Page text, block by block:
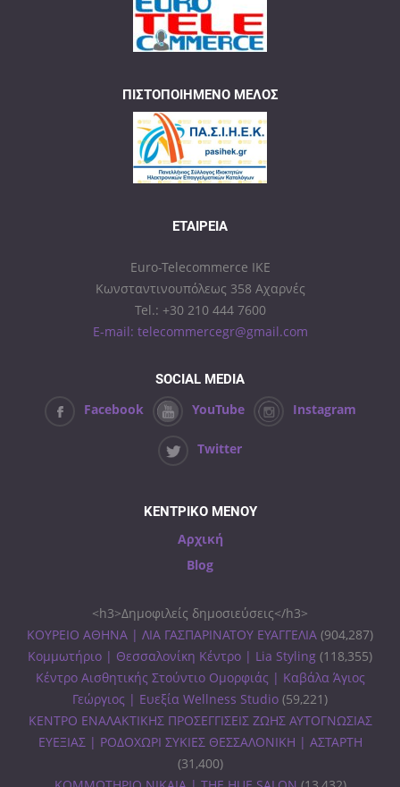
ΠΙΣΤΟΠΟΙΗΜΈΝΟ ΜΈΛΟΣ
ΕΤΑΙΡΕΊΑ
Euro-Telecommerce IKE
Κωνσταντινουπόλεως 358 Αχαρνές
Tel.: +30 210 444 7600
E-mail: telecommercegr@gmail.com
SOCIAL MEDIA
Facebook YouTube Instagram
Twitter
ΚΕΝΤΡΙΚΟ ΜΕΝΟΥ
Αρχική
Blog
<h3>Δημοφιλείς δημοσιεύσεις</h3>
ΚΟΥΡΕΙΟ ΑΘΗΝΑ | ΛΙΑ ΓΑΣΠΑΡΙΝΑΤΟΥ ΕΥΑΓΓΕΛΙΑ (904,287)
Κομμωτήριο | Θεσσαλονίκη Κέντρο | Lia Styling (118,355)
Κέντρο Αισθητικής Στούντιο Ομορφιάς | Καβάλα Άγιος
Γεώργιος | Ευεξία Wellness Studio (59,221)
ΚΕΝΤΡΟ ΕΝΑΛΑΚΤΙΚΗΣ ΠΡΟΣΕΓΓΙΣΕΙΣ ΖΩΗΣ ΑΥΤΟΓΝΩΣΙΑΣ
ΕΥΕΞΙΑΣ | ΡΟΔΟΧΩΡΙ ΣΥΚΙΕΣ ΘΕΣΣΑΛΟΝΙΚΗ | ΑΣΤΑΡΤΗ
(31,400)